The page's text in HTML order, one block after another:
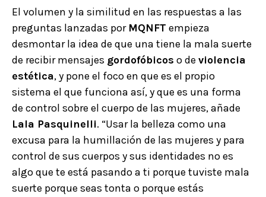
El volumen y la similitud en las respuestas a las
preguntas lanzadas por MQNFT empieza
desmontar la idea de que una tiene la mala suerte
de recibir mensajes gordofóbicos o de violencia
estética, y pone el foco en que es el propio
sistema el que funciona así, y que es una forma
de control sobre el cuerpo de las mujeres, añade
Lala Pasquinelli. “Usar la belleza como una
excusa para la humillación de las mujeres y para
control de sus cuerpos y sus identidades no es
algo que te está pasando a ti porque tuviste mala
suerte porque seas tonta o porque estás